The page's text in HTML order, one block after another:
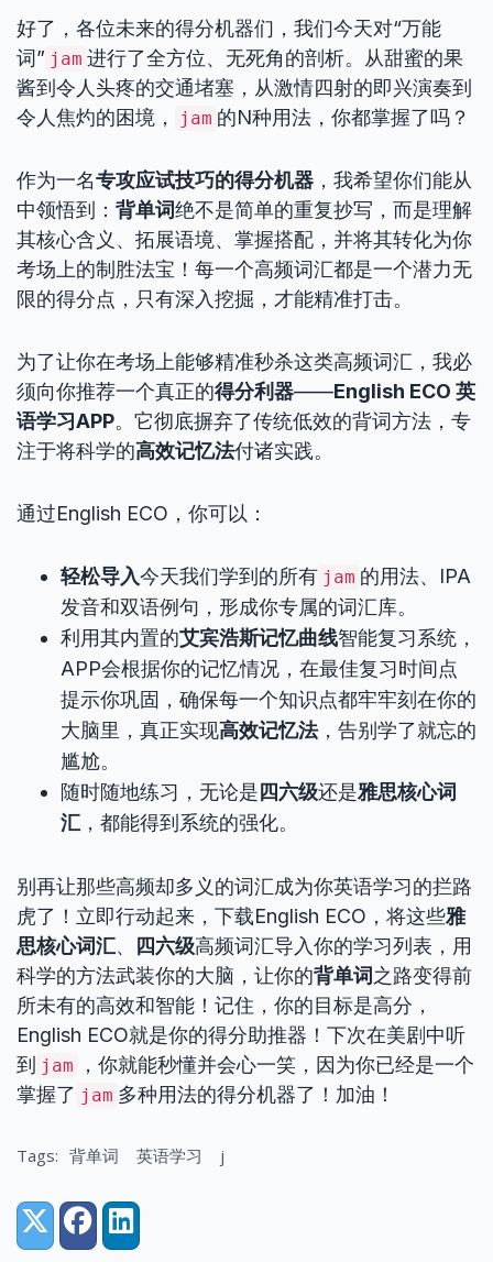
好了，各位未来的得分机器们，我们今天对“万能
词” jam 进行了全方位、无死角的剖析。从甜蜜的果
酱到令人头疼的交通堵塞，从激情四射的即兴演奏到
令人焦灼的困境，
jam 的N种用法，你都掌握了吗？
作为一名专攻应试技巧的得分机器 ，我希望你们能从
中领悟到： 背单词绝不是简单的重复抄写，而是理解
其核心含义、拓展语境、掌握搭配，并将其转化为你
考场上的制胜法宝！每一个高频词汇都是一个潜力无
限的得分点，只有深入挖掘，才能精准打击。
为了让你在考场上能够精准秒杀这类高频词汇，我必
须向你推荐一个真正的得分利器——English ECO 英
语学习APP。它彻底摒弃了传统低效的背词方法，专
注于将科学的高效记忆法付诸实践。
通过English ECO，你可以：
轻松导入今天我们学到的所有 jam 的用法、IPA
发音和双语例句，形成你专属的词汇库。
利用其内置的艾宾浩斯记忆曲线智能复习系统，
APP会根据你的记忆情况，在最佳复习时间点
提示你巩固，确保每一个知识点都牢牢刻在你的
大脑里，真正实现高效记忆法，告别学了就忘的
尴尬。
随时随地练习，无论是 四六级还是雅思核心词
汇 ，都能得到系统的强化。
别再让那些高频却多义的词汇成为你英语学习的拦路
虎了！立即行动起来，下载English ECO，将这些雅
思核心词汇、 四六级高频词汇导入你的学习列表，用
科学的方法武装你的大脑，让你的背单词 之路变得前
所未有的高效和智能！记住，你的目标是高分，
English ECO就是你的得分助推器！下次在美剧中听
到 jam
，你就能秒懂并会心一笑，因为你已经是一个
掌握了 jam 多种用法的得分机器了！加油！
Tags: 背单词 英语学习 j
Share:
X (Twitter)
FacebookLinkedIn